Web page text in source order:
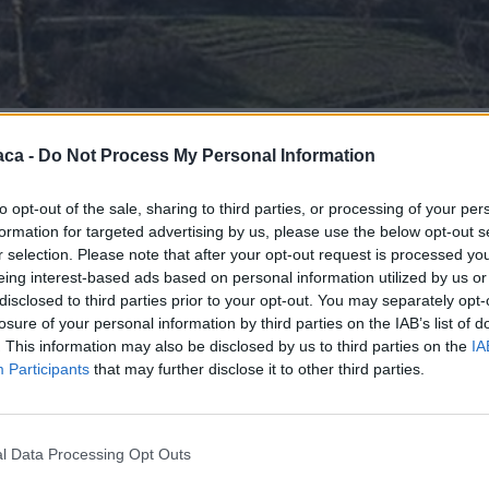
- Do Not Process My Personal Information
opt-out of the sale, sharing to third parties, or processing of your
for targeted advertising by us, please use the below opt-out
selection. Please note that after your opt-out request is processed
interest-based ads based on personal information utilized by us
to third parties prior to your opt-out. You may separately
of your personal information by third parties on the IAB’s list of
This information may also be disclosed by us to third parties on the
Participants that may further disclose it to other third parties.
Data Processing Opt Outs
il mio nome.
la nostra citta’, prendo lo spunto dal mio giro in
la mia gioia per cio’ che ho potuto ammirare in
da Cerreto, sulla sinistra appare lo spettacolo annuale
in pieno fiore che durera’ veramente poco ma che
piu’ ridotta pero’, e’ presente solo nel tratto sotto
vicino alla strada che porta al paese, il profumo
inebriante.